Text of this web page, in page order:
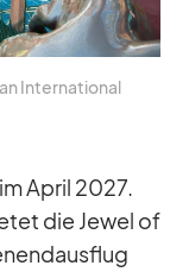
In­ter­na­tio­nal
April 2027.
die Je­wel of